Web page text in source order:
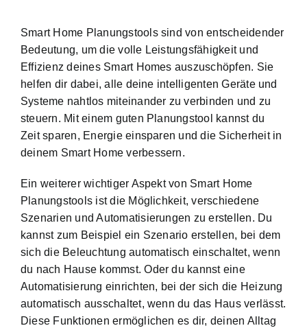
Smart Home Planungstools sind von entscheidender
Bedeutung, um die volle Leistungsfähigkeit und
Effizienz deines Smart Homes auszuschöpfen. Sie
helfen dir dabei, alle deine intelligenten Geräte und
Systeme nahtlos miteinander zu verbinden und zu
steuern. Mit einem guten Planungstool kannst du
Zeit sparen, Energie einsparen und die Sicherheit in
deinem Smart Home verbessern.
Ein weiterer wichtiger Aspekt von Smart Home
Planungstools ist die Möglichkeit,verschiedene
Szenarien und Automatisierungen zu erstellen. Du
kannst zum Beispiel ein Szenario erstellen, bei dem
sich die Beleuchtung automatisch einschaltet, wenn
du nach Hause kommst. Oder du kannst eine
Automatisierung einrichten, bei der sich die Heizung
automatisch ausschaltet, wenn du das Haus verlässt.
Diese Funktionen ermöglichen es dir, deinen Alltag